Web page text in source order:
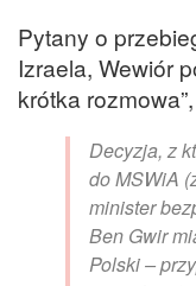
Pytany o
Izraela, Wewiór
krótka
Decyzja, z
do MSWiA
minister
Ben Gwir
Polski –